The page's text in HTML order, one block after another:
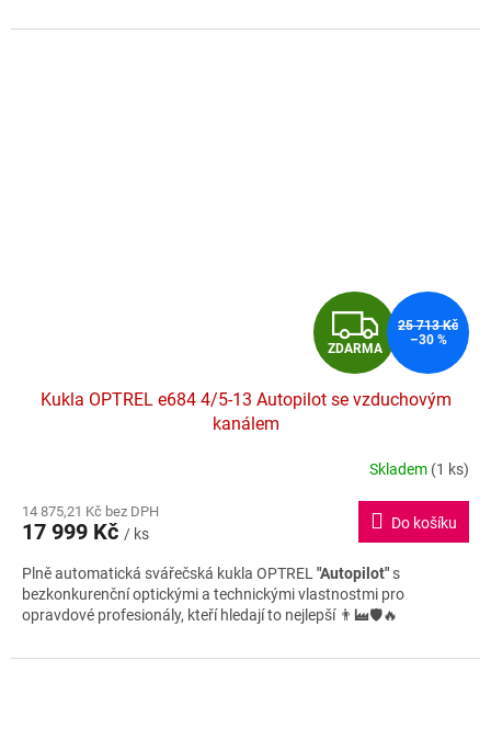
Z
D
A
R
M
A
ZDARMA
25 713 Kč
–30 %
Kukla OPTREL e684 4/5-13 Autopilot se vzduchovým
kanálem
produktu
je
z
5
hvězdiček.
Skladem (1 ks)
14 875,21 Kč bez DPH
17 999 Kč / ks
Do košíku
Plně automatická svářečská kukla OPTREL"Autopilot" s
bezkonkurenční optickými a technickými vlastnostmi pro
opravdové profesionály, kteří hledají to nejlepší 👨‍🏭🛡️🔥